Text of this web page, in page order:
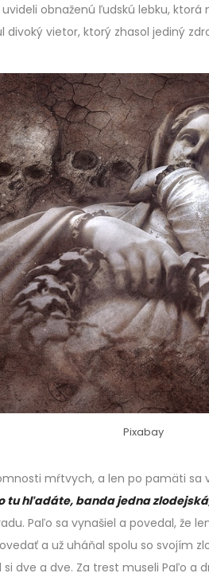
obnaženú ľudskú lebku, ktorá
divoký vietor, ktorý zhasol jediný
Pixabay
mŕtvych, a len po pamäti sa
tu hľadáte, banda jedna
Paľo sa vynašiel a povedal, že
a už uháňal spolu so svojím
dve a dve. Za trest museli Paľo a